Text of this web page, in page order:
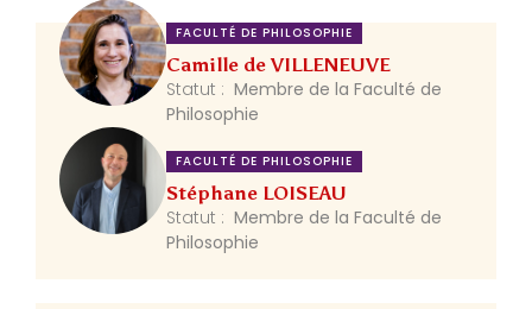
FACULTÉ DE PHILOSOPHIE
Camille de VILLENEUVE
Statut : Membre de la Faculté de
Philosophie
FACULTÉ DE PHILOSOPHIE
Stéphane LOISEAU
Statut : Membre de la Faculté de
Philosophie